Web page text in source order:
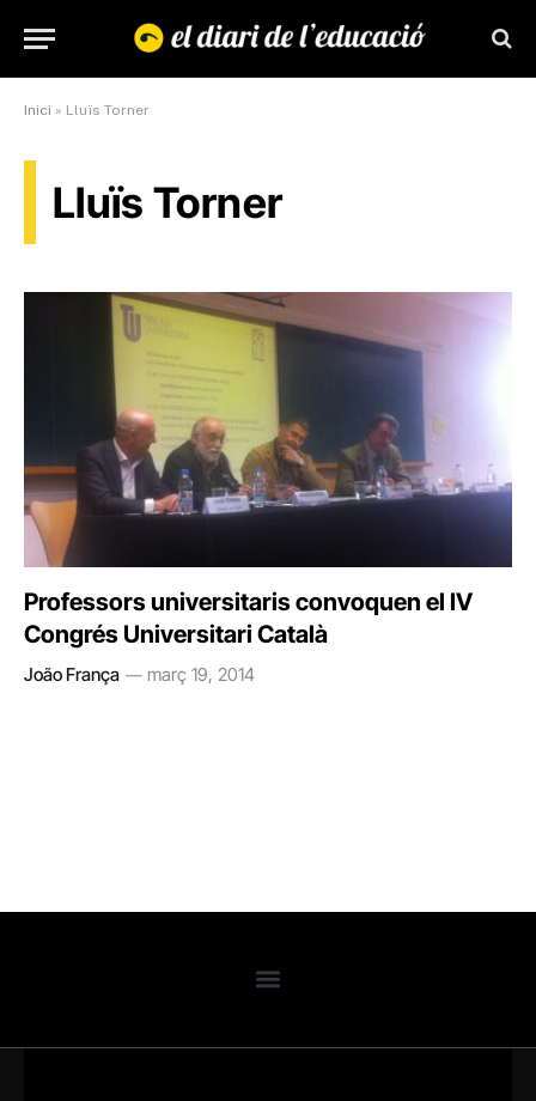
Inici » Lluïs Torner
Lluïs Torner
Professors universitaris convoquen el IV
Congrés Universitari Català
João França març 19, 2014